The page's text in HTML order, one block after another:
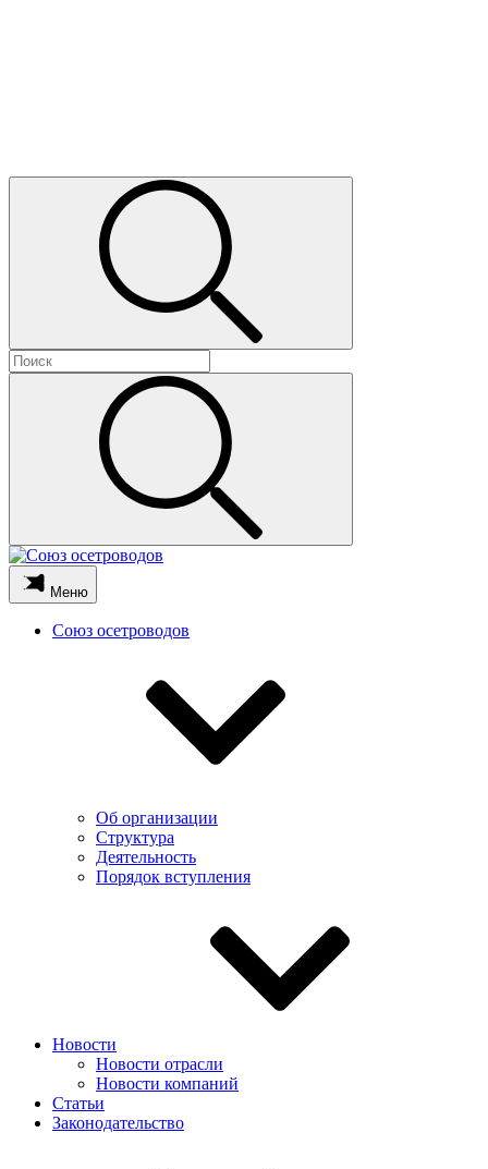
Меню
Союз осетроводов
Об организации
Структура
Деятельность
Порядок вступления
Новости
Новости отрасли
Новости компаний
Статьи
Законодательство